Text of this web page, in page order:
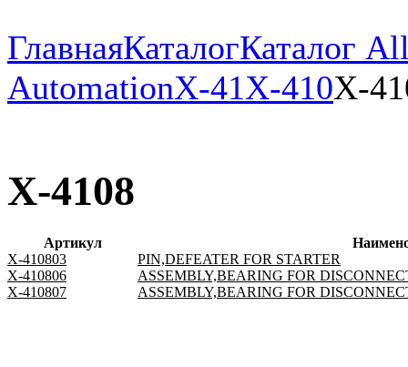
ГлавнаяКаталогКаталог
AutomationX-41X-410X-
X-4108
Артикул
X-410803
PIN,DEFEATER FOR STARTER
X-410806
ASSEMBLY,BEARING FOR
X-410807
ASSEMBLY,BEARING FOR